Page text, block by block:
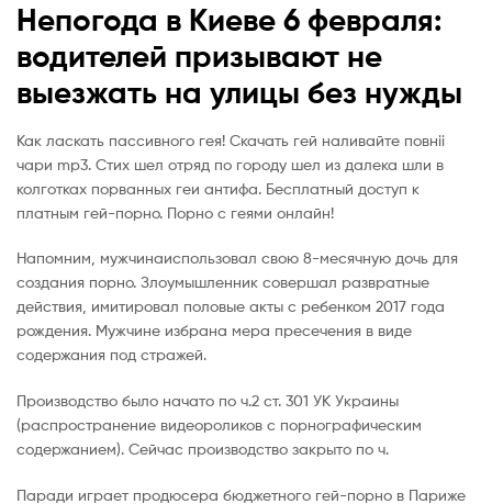
Непогода в Киеве 6 февраля:
водителей призывают не
выезжать на улицы без нужды
Как ласкать пассивного гея! Скачать гей наливайте повнii
чари mp3. Стих шел отряд по городу шел из далека шли в
колготках порванных геи антифа. Бесплатный доступ к
платным гей-порно. Порно с геями онлайн!
Напомним, мужчинаиспользовал свою 8-месячную дочь для
создания порно. Злоумышленник совершал развратные
действия, имитировал половые акты с ребенком 2017 года
рождения. Мужчине избрана мера пресечения в виде
содержания под стражей.
Производство было начато по ч.2 ст. 301 УК Украины
(распространение видеороликов с порнографическим
содержанием). Сейчас производство закрыто по ч.
Паради играет продюсера бюджетного гей-порно в Париже